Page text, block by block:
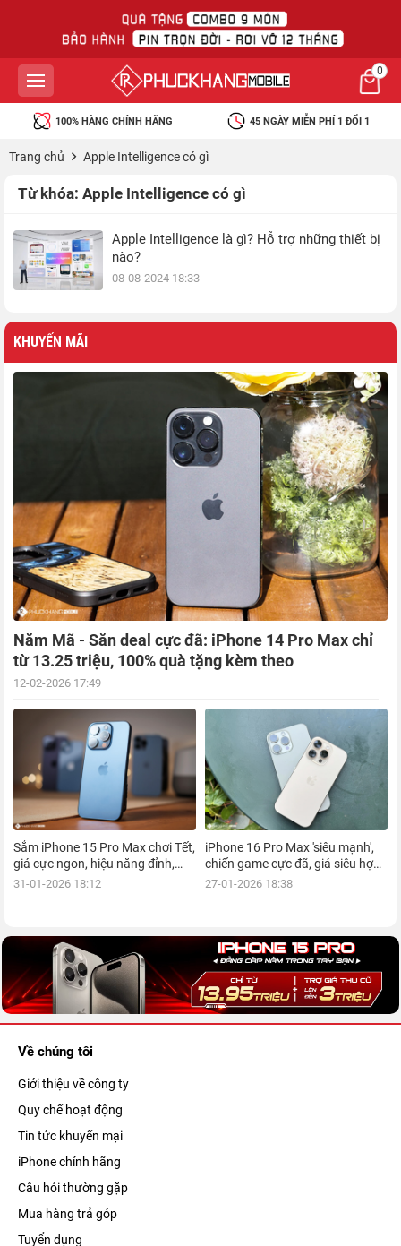
0
100% HÀNG CHÍNH HÃNG 45 NGÀY MIỄN PHÍ 1 ĐỔI 1
Trang chủ Apple Intelligence có gì
Từ khóa: Apple Intelligence có gì
Apple Intelligence là gì? Hỗ trợ những thiết bị
nào?
08-08-2024 18:33
KHUYẾN MÃI
Năm Mã - Săn deal cực đã: iPhone 14 Pro Max chỉ
từ 13.25 triệu, 100% quà tặng kèm theo
12-02-2026 17:49
Sắm iPhone 15 Pro Max chơi Tết,
giá cực ngon, hiệu năng đỉnh,
kèm nhiều ưu đãi, mua ngay!
31-01-2026 18:12
iPhone 16 Pro Max 'siêu mạnh',
chiến game cực đã, giá siêu hợp
lý, mua ngay!
27-01-2026 18:38
Về chúng tôi
Giới thiệu về công ty
Quy chế hoạt động
Tin tức khuyến mại
iPhone chính hãng
Câu hỏi thường gặp
Mua hàng trả góp
Tuyển dụng